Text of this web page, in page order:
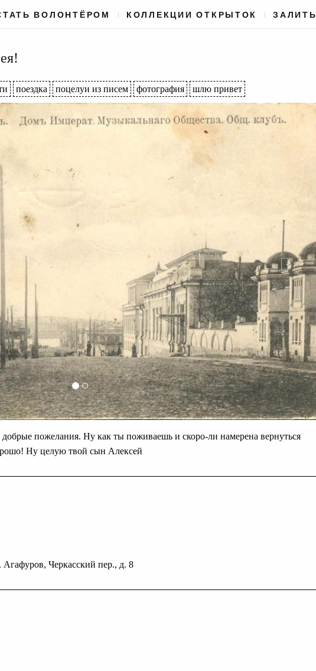
ВОЛОНТЁРОМ КОЛЛЕКЦИИ ОТКРЫТОК ЗАЛИТЬ
поездка поцелуи из писем фотография шлю привет
пожелания. Ну как ты поживаешь и скоро-ли намерена вернуться
Ну целую твой сын Алексей
Черкасский пер., д. 8